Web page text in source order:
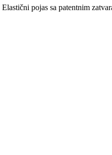
Elastični pojas sa patentnim